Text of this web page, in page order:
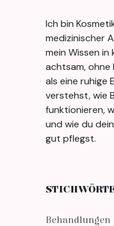
Ich bin
medizinischer
mein Wissen in
achtsam, ohne
als eine ruhige
verstehst, wie
funktionieren,
und wie du
gut pflegst.
Behandlungen